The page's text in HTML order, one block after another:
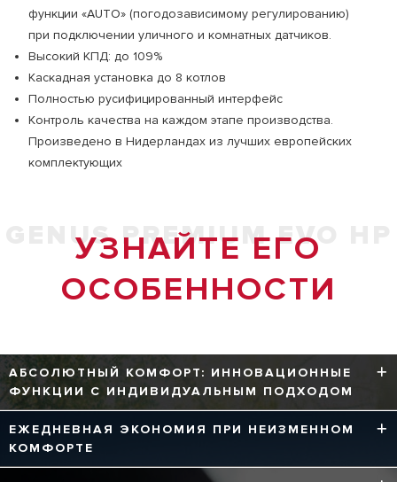
функции «AUTO» (погодозависимому регулированию)
при подключении уличного и комнатных датчиков.
Высокий КПД: до 109%
Каскадная установка до 8 котлов
Полностью русифицированный интерфейс
Контроль качества на каждом этапе производства.
Произведено в Нидерландах из лучших европейских
комплектующих
GENUS PREMIUM EVO HP
УЗНАЙТЕ ЕГО
ОСОБЕННОСТИ
АБСОЛЮТНЫЙ КОМФОРТ: ИННОВАЦИОННЫЕ
ФУНКЦИИ С ИНДИВИДУАЛЬНЫМ ПОДХОДОМ
Встроенная «умная» функция АВТО обеспечивает
комфортную и стабильную температуру в доме.
ЕЖЕДНЕВНАЯ ЭКОНОМИЯ ПРИ НЕИЗМЕННОМ
КОМФОРТЕ